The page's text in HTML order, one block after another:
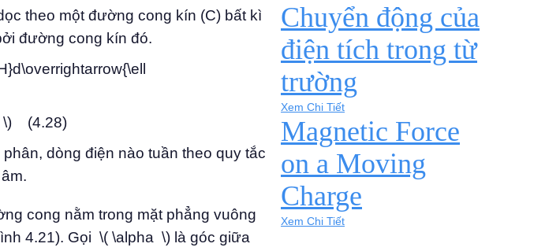
theo một đường cong kín (C) bất kì
đường cong kín đó.
\) (4.28)
dòng điện nào tuần theo quy tắc
cong nằm trong mặt phẳng vuông
4.21). Gọi \( \alpha \) là góc giữa
Chuyển động của
điện tích trong từ
trường
Xem Chi Tiết
Magnetic Force
on a Moving
Charge
Xem Chi Tiết